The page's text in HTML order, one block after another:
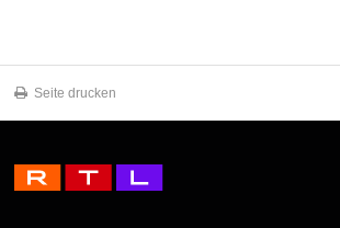
Seite drucken